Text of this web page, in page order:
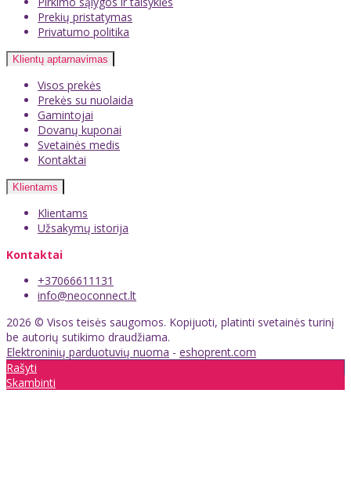
Prekių pristatymas
Privatumo politika
Klientų aptarnavimas
Visos prekės
Prekės su nuolaida
Gamintojai
Dovanų kuponai
Svetainės medis
Kontaktai
Klientams
Klientams
Užsakymų istorija
Kontaktai
+37066611131
info@neoconnect.lt
2026 © Visos teisės saugomos. Kopijuoti, platinti svetainės turinį
be autorių sutikimo draudžiama.
Elektroninių parduotuvių nuoma - eshoprent.com
Rašyti
Skambinti